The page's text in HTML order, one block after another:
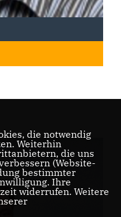
die notwendig
Weiterhin
die uns
(Website-
bestimmter
Ihre
widerrufen. Weitere